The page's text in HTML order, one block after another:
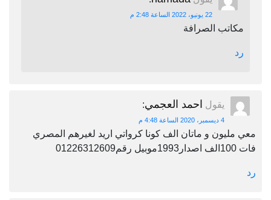
22 يونيو، 2022 الساعة 2:48 م
مكاتب الصرافة
رد
يقول احمد العجمي:
4 ديسمبر، 2020 الساعة 4:48 م
معي مليون و ماتان الف كونا كرواتي اريد لغيرهم المصري
فات 100الف اصدار1993موبيل رقم01226312609
رد